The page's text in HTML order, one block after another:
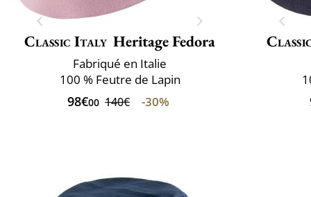
Classic Italy Heritage Fedora
Fabriqué en Italie
100 % Feutre de Lapin
98€00 140€ -30%